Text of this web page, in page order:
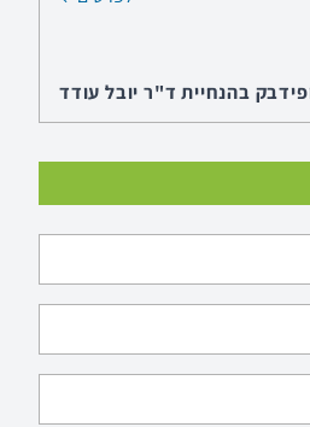
בהנחיית ד"ר יובל עודד
ברושים בתל-אביב
נוספים ללימודי תעודה
על ידי הפסיכולוג יובל עודד